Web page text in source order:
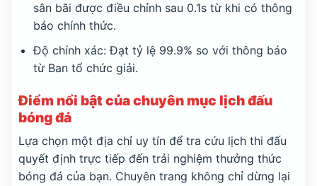
17:00
FC Hradec Králové
Besiktas JK
17:00
Lech Poznan
KI Klaksvik
Omonia Nicosia FC
17:00
17:45
PAOK Saloniki
Anderlecht
sân bãi được điều chỉnh sau 0.1s từ khi có thông
báo chính thức.
Độ chính xác: Đạt tỷ lệ 99.9% so với thông báo
từ Ban tổ chức giải.
Điểm nổi bật của chuyên mục lịch đấu
bóng đá
Lựa chọn một địa chỉ uy tín để tra cứu lịch thi đấu
quyết định trực tiếp đến trải nghiệm thưởng thức
bóng đá của bạn. Chuyên trang không chỉ dừng lại